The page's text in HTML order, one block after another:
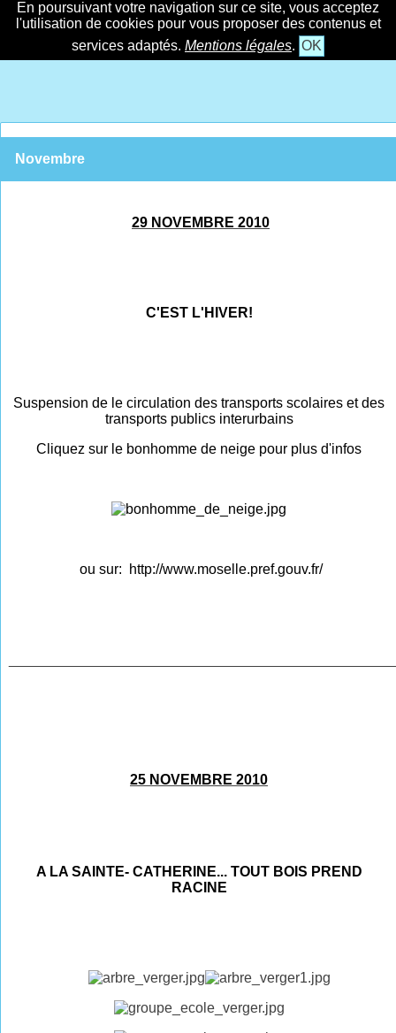
En poursuivant votre navigation sur ce site, vous acceptez
l'utilisation de cookies pour vous proposer des contenus et
services adaptés. Mentions légales. OK
Novembre
29 NOVEMBRE 2010
C'EST L'HIVER!
Suspension de le circulation des transports scolaires et des
transports publics interurbains
Cliquez sur le bonhomme de neige pour plus d'infos
ou sur: http://www.moselle.pref.gouv.fr/
25 NOVEMBRE 2010
A LA SAINTE- CATHERINE... TOUT BOIS PREND
RACINE